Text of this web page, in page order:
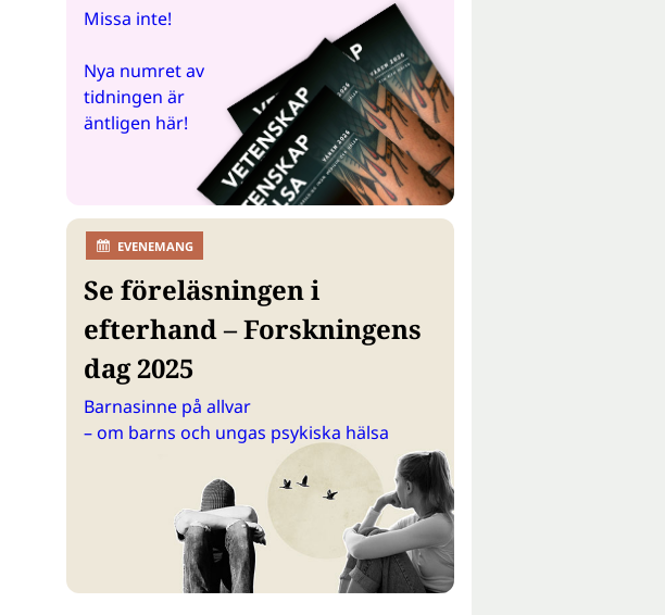
Missa inte!
Nya numret av
tidningen är
äntligen här!
EVENEMANG
Se föreläsningen i
efterhand – Forskningens
dag 2025
Barnasinne på allvar
– om barns och ungas psykiska hälsa